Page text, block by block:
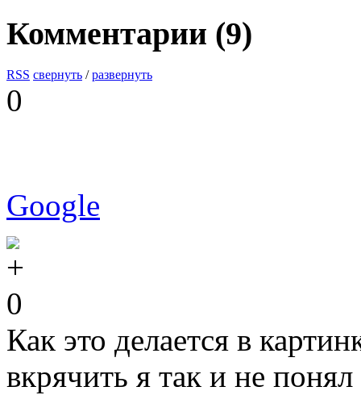
Комментарии (9)
RSS свернуть /развернуть
0
Google
0
Как это делается в
вкрячить я так и не понял